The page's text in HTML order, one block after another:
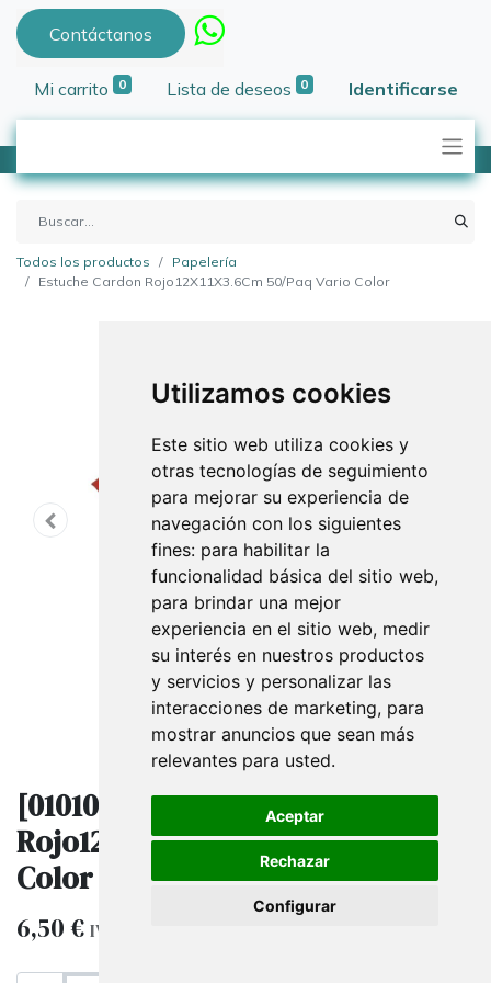
Utilizamos cookies
Este sitio web utiliza cookies y
otras tecnologías de seguimiento
para mejorar su experiencia de
navegación con los siguientes
fines: para habilitar la
funcionalidad básica del sitio web,
para brindar una mejor
experiencia en el sitio web, medir
su interés en nuestros productos
y servicios y personalizar las
interacciones de marketing, para
mostrar anuncios que sean más
relevantes para usted.
Aceptar
Rechazar
Configurar
Contáctanos
Mi carrito 0 Lista de deseos 0 Identificarse
Todos los productos
Papelería
Estuche Cardon Rojo12X11X3.6Cm 50/Paq Vario Color
[0101001] Estuche Cardon
Rojo12X11X3.6Cm 50/Paq Vario
Color
6,50€ IVA excluido